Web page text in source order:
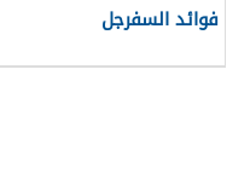
فوائد السفرجل